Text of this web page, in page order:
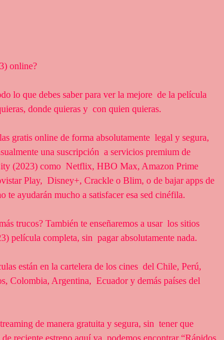
online?
donde quieras y  con quien quieras.
una suscripción  a servicios premium de
(2023) como  Netflix, HBO Max, Amazon Prime
Play,  Disney+, Crackle o Blim, o de bajar apps de
te ayudarán mucho a satisfacer esa sed cinéfila.
película completa, sin  pagar absolutamente nada.
Colombia, Argentina,  Ecuador y demás países del
reciente estreno aquí ya  podemos encontrar “Rápidos